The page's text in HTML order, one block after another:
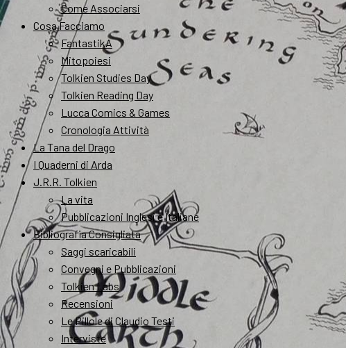
Come Associarsi
Cosa Facciamo
FantastikA
Mitopoiesi
Tolkien Studies Day
Tolkien Reading Day
Lucca Comics & Games
Cronologia Attività
La Tana del Drago
I Quaderni di Arda
J.R.R. Tolkien
La vita
Pubblicazioni Inglesi e Italiane
Bibliografia Consigliata
Saggi scaricabili
Convegni e Pubblicazioni
Tolkien Labs
Recensioni
Le Pillole di Claudio Testi
Interviste